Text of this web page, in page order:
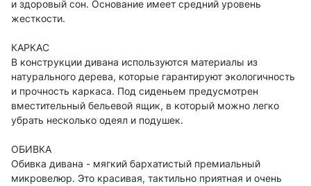
и здоровый сон. Основание имеет средний уровень
жесткости.
КАРКАС
В конструкции дивана используются материалы из
натурального дерева, которые гарантируют экологичность
и прочность каркаса. Под сиденьем предусмотрен
вместительный бельевой ящик, в который можно легко
убрать несколько одеял и подушек.
ОБИВКА
Обивка дивана - мягкий бархатистый премиальный
микровелюр. Это красивая, тактильно приятная и очень